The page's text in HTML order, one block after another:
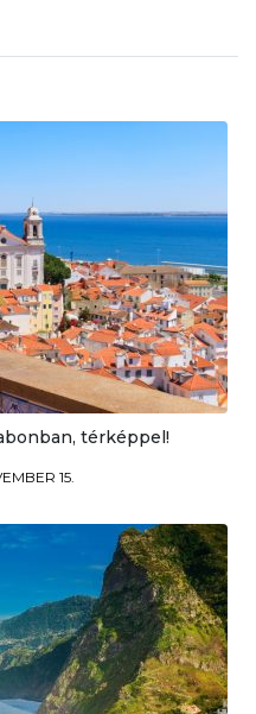
térképpel!
15.